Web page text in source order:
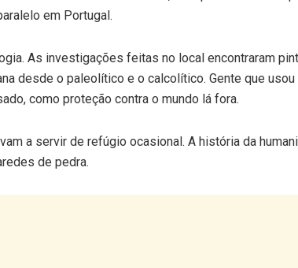
As investigações feitas no local encontraram
como proteção contra o mundo lá fora.
a servir de refúgio ocasional. A história da